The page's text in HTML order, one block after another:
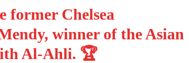
former Chelsea
winner of the Asian
Al-Ahli. 🏆